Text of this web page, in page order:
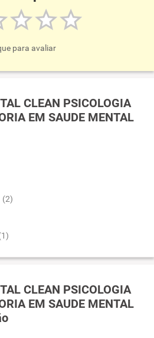
para avaliar
CLEAN PSICOLOGIA
EM SAUDE MENTAL
(2)
CLEAN PSICOLOGIA
EM SAUDE MENTAL